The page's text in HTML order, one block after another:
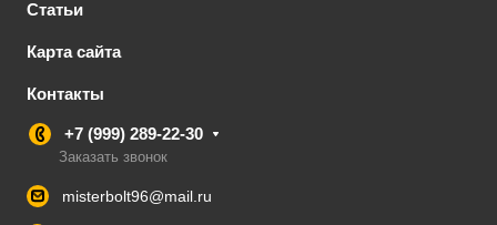
Статьи
Карта сайта
Контакты
+7 (999) 289-22-30
Заказать звонок
misterbolt96@mail.ru